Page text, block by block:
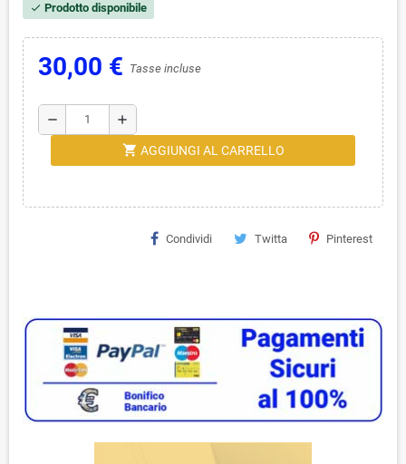
check Prodotto disponibile
30,00 € Tasse incluse
remove add
shopping_cart AGGIUNGI AL CARRELLO
Condividi Twitta Pinterest